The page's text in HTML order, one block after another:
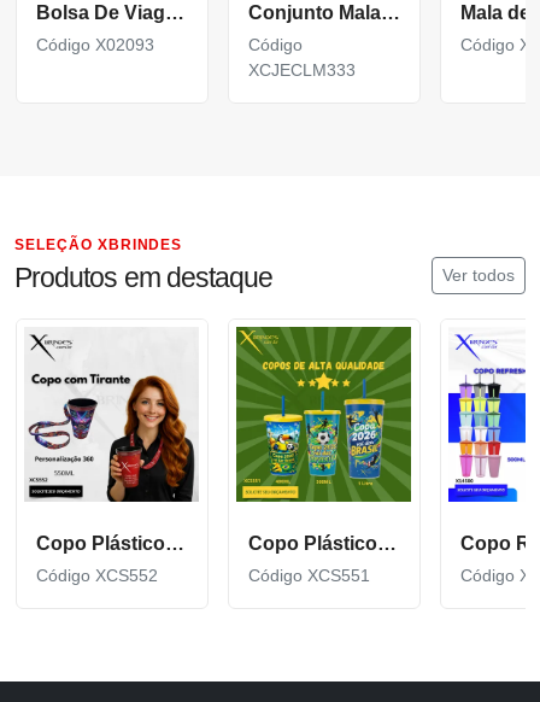
Bolsa De Viagem Dobravel
Código X02093
Conjunto Malas P M G Xcjeclm333
Código
XCJECLM333
Código
SELEÇÃO XBRINDES
Produtos em destaque Ver todos
Copo Plástico de 550 ML com Tirante Personalizado XCS552
Código XCS552
Copo Plástico personalizado In Mold Label 360 XCS551
Código XCS551 Código